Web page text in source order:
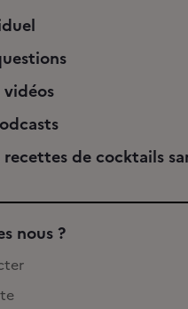
vidéos
recettes de cocktails
nous ?